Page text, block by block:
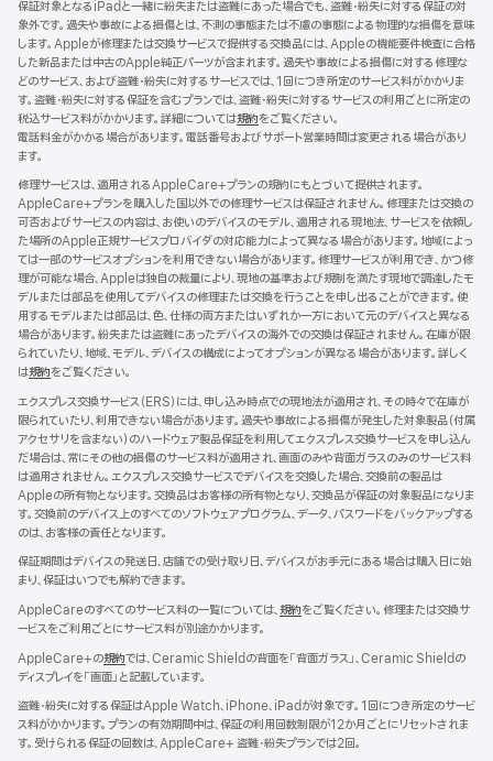
で
開
き
ま
す）
保証対象となるiPadと一緒に紛失または盗難にあった場合でも、盗難・紛失に対する保証の対
象外です。過失や事故による損傷とは、不測の事態または不慮の事態による物理的な損傷を意味
します。Appleが修理または交換サービスで提供する交換品には、Appleの機能要件検査に合格
した新品または中古のApple純正パーツが含まれます。過失や事故による損傷に対する修理な
どのサービス、および盗難・紛失に対するサービスでは、1回につき所定のサービス料がかかりま
す。盗難・紛失に対する保証を含むプランでは、盗難・紛失に対するサービスの利用ごとに所定の
税込サービス料がかかります。詳細については規約（新
規
ン
ド
ウ
で
開
き
ま
す）
をご覧ください。
電話料金がかかる場合があります。電話番号およびサポート営業時間は変更される場合があり
ます。
修理サービスは、適用されるAppleCare+プランの規約にもとづいて提供されます。
AppleCare+プランを購入した国以外での修理サービスは保証されません。修理または交換の
可否およびサービスの内容は、お使いのデバイスのモデル、適用される現地法、サービスを依頼し
た場所のApple正規サービスプロバイダの対応能力によって異なる場合があります。地域によっ
ては一部のサービスオプションを利用できない場合があります。修理サービスが利用でき、かつ修
理が可能な場合、Appleは独自の裁量により、現地の基準および規制を満たす現地で調達したモ
デルまたは部品を使用してデバイスの修理または交換を行うことを申し出ることができます。使
用するモデルまたは部品は、色、仕様の両方またはいずれか一方において元のデバイスと異なる
場合があります。紛失または盗難にあったデバイスの海外での交換は保証されません。在庫が限
られていたり、地域、モデル、デバイスの構成によってオプションが異なる場合があります。詳しく
は規約（新
ウ
イ
ン
ド
ウ
で
開
き
ま
す）
をご覧ください。
エクスプレス交換サービス（ERS）には、申し込み時点での現地法が適用され、その時々で在庫が
限られていたり、利用できない場合があります。過失や事故による損傷が発生した対象製品（付属
アクセサリを含まない）のハードウェア製品保証を利用してエクスプレス交換サービスを申し込ん
だ場合は、常にその他の損傷のサービス料が適用され、画面のみや背面ガラスのみのサービス料
は適用されません。エクスプレス交換サービスでデバイスを交換した場合、交換前の製品は
Appleの所有物となります。交換品はお客様の所有物となり、交換品が保証の対象製品になりま
す。交換前のデバイス上のすべてのソフトウェアプログラム、データ、パスワードをバックアップする
のは、お客様の責任となります。
保証期間はデバイスの発送日、店舗での受け取り日、デバイスがお手元にある場合は購入日に始
まり、保証はいつでも解約できます。
AppleCareのすべてのサービス料の一覧については、規約（新
イ
ド
ウ
で
をご覧ください。修理または交換サ
ービスをご利用ごとにサービス料が別途かかります。
AppleCare+の規約（新
規
イ
ン
ド
では、Ceramic Shieldの背面を「背面ガラス」、Ceramic Shieldの
ディスプレイを「画面」と記載しています。
盗難・紛失に対する保証はApple Watch、iPhone、iPadが対象です。1回につき所定のサービ
ス料がかかります。プランの有効期間中は、保証の利用回数制限が12か月ごとにリセットされま
す。受けられる保証の回数は、AppleCare+ 盗難・紛失プランでは2回。